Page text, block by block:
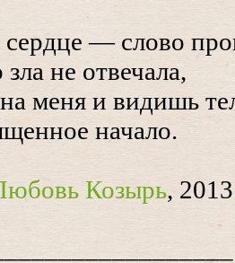
сердце — слово
не отвечала,
меня и видишь
начало.
Козырь, 2013